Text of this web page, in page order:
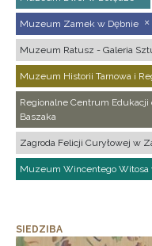
Muzeum Zamek w Dębnie
Muzeum Ratusz - Galeria
Muzeum Historii Tarnowa i
Regionalne Centrum
Baszaka
Zagroda Felicji Curyłowej w
Muzeum Wincentego Witosa
SIEDZIBA